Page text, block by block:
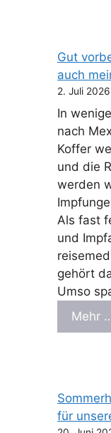
Gut
auch
2. Juli 2026
In
nach
Koffer
und die
werden
Als fast
und
gehört
Umso
Mehr
für